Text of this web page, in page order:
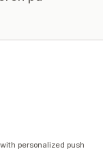
personalized push